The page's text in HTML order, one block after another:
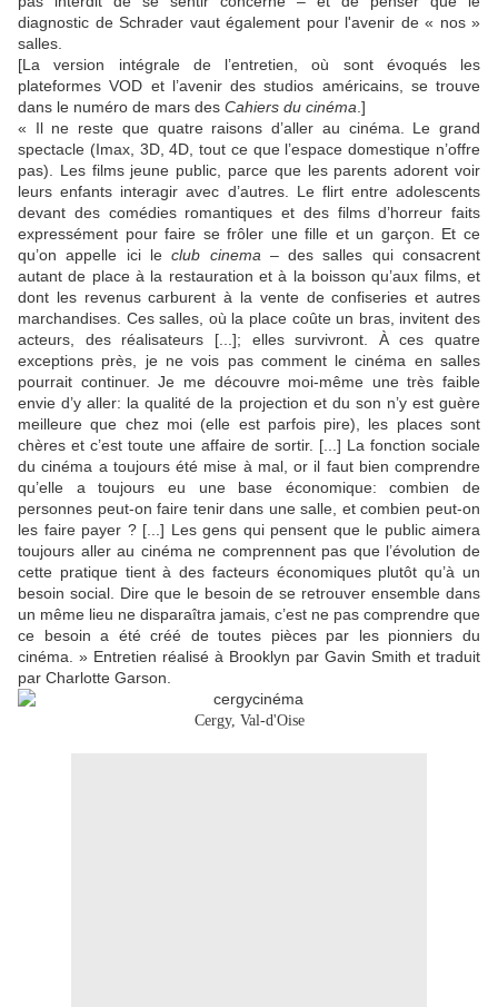
diagnostic de Schrader vaut également pour l'avenir de « nos »
salles.
[La version intégrale de l’entretien, où sont évoqués les
plateformes VOD et l’avenir des studios américains, se trouve
dans le numéro de mars des Cahiers du cinéma .]
« Il ne reste que quatre raisons d’aller au cinéma. Le grand
spectacle (Imax, 3D, 4D, tout ce que l’espace domestique n’offre
pas). Les films jeune public, parce que les parents adorent voir
leurs enfants interagir avec d’autres. Le flirt entre adolescents
devant des comédies romantiques et des films d’horreur faits
expressément pour faire se frôler une fille et un garçon. Et ce
qu’on appelle ici leclub cinema – des salles qui consacrent
autant de place à la restauration et à la boisson qu’aux films, et
dont les revenus carburent à la vente de confiseries et autres
marchandises. Ces salles, où la place coûte un bras, invitent des
acteurs, des réalisateurs [...]; elles survivront. À ces quatre
exceptions près, je ne vois pas comment le cinéma en salles
pourrait continuer. Je me découvre moi-même une très faible
envie d’y aller: la qualité de la projection et du son n’y est guère
meilleure que chez moi (elle est parfois pire), les places sont
chères et c’est toute une affaire de sortir. [...] La fonction sociale
du cinéma a toujours été mise à mal, or il faut bien comprendre
qu’elle a toujours eu une base économique: combien de
personnes peut-on faire tenir dans une salle, et combien peut-on
les faire payer ? [...] Les gens qui pensent que le public aimera
toujours aller au cinéma ne comprennent pas que l’évolution de
cette pratique tient à des facteurs économiques plutôt qu’à un
besoin social. Dire que le besoin de se retrouver ensemble dans
un même lieu ne disparaîtra jamais, c’est ne pas comprendre que
ce besoin a été créé de toutes pièces par les pionniers du
cinéma. » Entretien réalisé à Brooklyn par Gavin Smith et traduit
par Charlotte Garson.
Cergy, Val-d'Oise